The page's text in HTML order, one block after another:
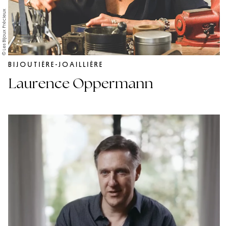
© Les Bijoux Précieux
BIJOUTIÈRE-JOAILLIÈRE
Laurence Oppermann